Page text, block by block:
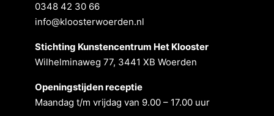
0348 42 30 66
info@kloosterwoerden.nl
Stichting Kunstencentrum Het Klooster
Wilhelminaweg 77, 3441 XB Woerden
Openingstĳden receptie
Maandag t/m vrĳdag van 9.00 – 17.00 uur